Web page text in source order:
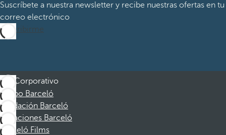
Suscríbete a nuestra newsletter y recibe nuestras ofertas en tu
correo electrónico
Suscribirme
Corporativo
Grupo Barceló
Fundación Barceló
Vacaciones Barceló
Barceló Films